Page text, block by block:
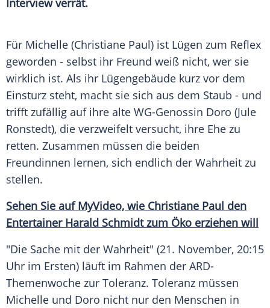
Interview verrät.
Für Michelle (Christiane Paul) ist Lügen zum Reflex
geworden - selbst ihr Freund weiß nicht, wer sie
wirklich ist. Als ihr Lügengebäude kurz vor dem
Einsturz steht, macht sie sich aus dem Staub - und
trifft zufällig auf ihre alte WG-Genossin Doro (Jule
Ronstedt), die verzweifelt versucht, ihre Ehe zu
retten. Zusammen müssen die beiden
Freundinnen lernen, sich endlich der Wahrheit zu
stellen.
Sehen Sie auf MyVideo, wie Christiane Paul den
Entertainer Harald Schmidtzum Öko erziehen will
"Die Sache mit der Wahrheit" (21. November, 20:15
Uhr im Ersten) läuft im Rahmen der ARD-
Themenwoche zur Toleranz. Toleranz müssen
Michelle und Doro nicht nur den Menschen in